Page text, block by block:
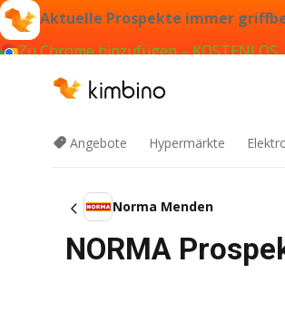
Aktuelle Prospekte immer
Zu Chrome hinzufügen – KOSTENLOS
Angebote Hypermärkte
Norma Menden
NORMA